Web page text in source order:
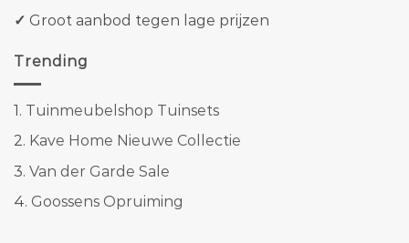
✓ Groot aanbod tegen lage prijzen
Trending
1. Tuinmeubelshop Tuinsets
2. Kave Home Nieuwe Collectie
3. Van der Garde Sale
4. Goossens Opruiming